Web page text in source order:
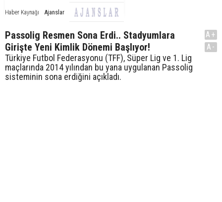
Haber Kaynağı Ajanslar
Passolig Resmen Sona Erdi.. Stadyumlara
Girişte Yeni Kimlik Dönemi Başlıyor!
Türkiye Futbol Federasyonu (TFF), Süper Lig ve 1. Lig
maçlarında 2014 yılından bu yana uygulanan Passolig
sisteminin sona erdiğini açıkladı.
A+
A-